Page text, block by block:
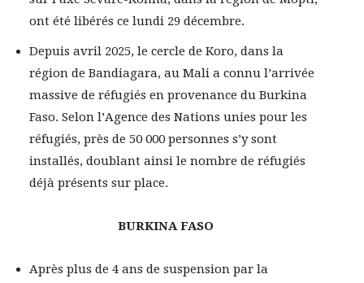
ont été libérés ce lundi 29 décembre.
Depuis avril 2025, le cercle de Koro, dans la
région de Bandiagara, au Mali a connu l’arrivée
massive de réfugiés en provenance du Burkina
Faso. Selon l’Agence des Nations unies pour les
réfugiés, près de 50 000 personnes s’y sont
installés, doublant ainsi le nombre de réfugiés
déjà présents sur place.
BURKINA FASO
Après plus de 4 ans de suspension par la